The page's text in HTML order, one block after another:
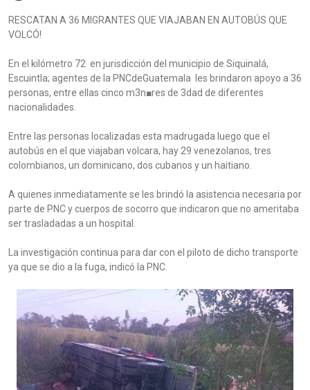
RESCATAN A 36 MIGRANTES QUE VIAJABAN EN AUTOBÚS QUE
VOLCÓ!
En el kilómetro 72 en jurisdicción del municipio de Siquinalá,
Escuintla; agentes de la PNCdeGuatemala les brindaron apoyo a 36
personas, entre ellas cinco m3n■res de 3dad de diferentes
nacionalidades.
Entre las personas localizadas esta madrugada luego que el
autobús en el que viajaban volcara, hay 29 venezolanos, tres
colombianos, un dominicano, dos cubanos y un haitiano.
A quienes inmediatamente se les brindó la asistencia necesaria por
parte de PNC y cuerpos de socorro que indicaron que no ameritaba
ser trasladadas a un hospital.
La investigación continua para dar con el piloto de dicho transporte
ya que se dio a la fuga, indicó la PNC.